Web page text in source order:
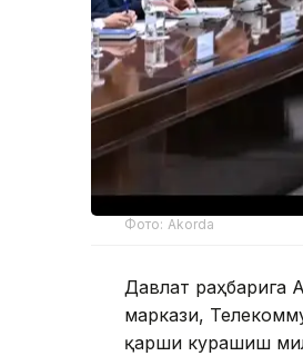
Фото: Akorda
Давлат раҳбарига
маркази,
қарши курашиш